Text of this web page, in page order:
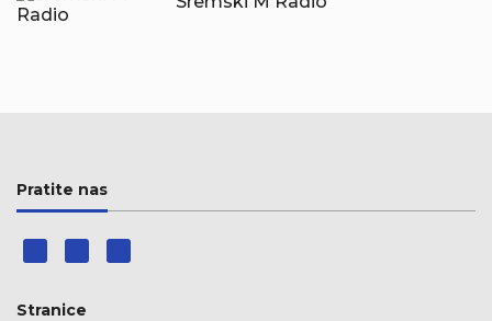
Pratite nas
Stranice